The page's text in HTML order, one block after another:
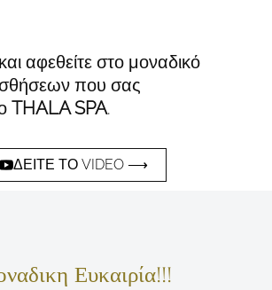
αφεθείτε στο μοναδικό
που σας
THALA SPA.
ΔΕΊΤΕ ΤΟ VIDEO ⟶
Ευκαιρία!!!